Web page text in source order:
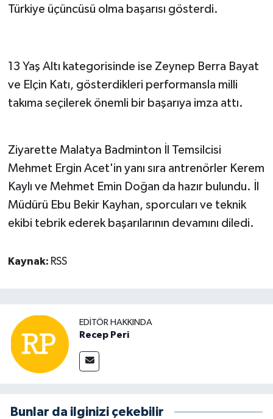
Türkiye üçüncüsü olma başarısı gösterdi.
13 Yaş Altı kategorisinde ise Zeynep Berra Bayat
ve Elçin Katı, gösterdikleri performansla milli
takıma seçilerek önemli bir başarıya imza attı.
Ziyarette Malatya Badminton İl Temsilcisi
Mehmet Ergin Acet'in yanı sıra antrenörler Kerem
Kaylı ve Mehmet Emin Doğan da hazır bulundu. İl
Müdürü Ebu Bekir Kayhan, sporcuları ve teknik
ekibi tebrik ederek başarılarının devamını diledi.
Kaynak: RSS
EDITÖR HAKKINDA
Recep Peri
Bunlar da ilginizi çekebilir